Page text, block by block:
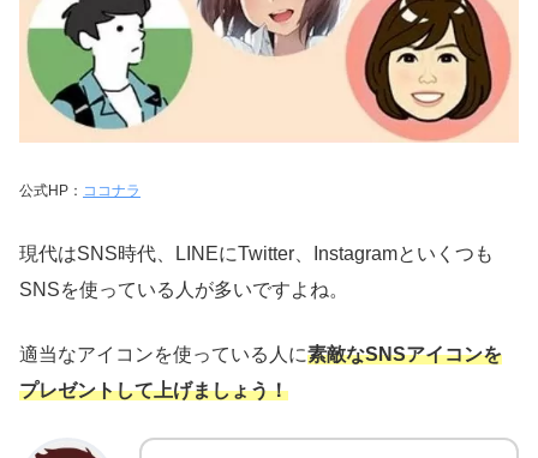
公式HP： ココナラ
現代はSNS時代、LINEにTwitter、Instagramといくつも
SNSを使っている人が多いですよね。
適当なアイコンを使っている人に素敵なSNSアイコンを
プレゼントして上げましょう！